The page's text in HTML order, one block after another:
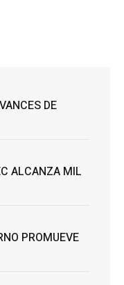
DE
ALCANZA MIL
PROMUEVE